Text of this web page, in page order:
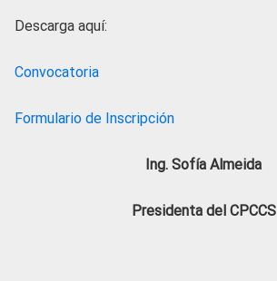
Descarga aquí:
Convocatoria
Formulario de Inscripción
Ing. Sofía Almeida
Presidenta del CPCCS